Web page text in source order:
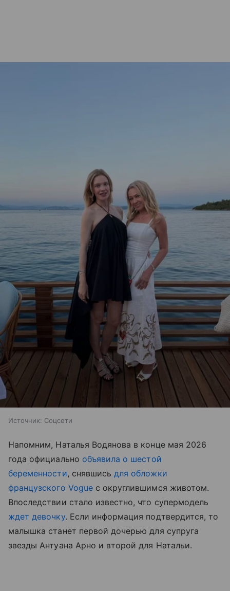
Источник: Соцсети
Напомним, Наталья Водянова в конце мая 2026
года официально объявила о шестой
беременности, снявшисьдля обложки
французского Vogueс округлившимся животом.
Впоследствии стало известно, что супермодель
ждет девочку. Если информация подтвердится, то
малышка станет первой дочерью для супруга
звезды Антуана Арно и второй для Натальи.